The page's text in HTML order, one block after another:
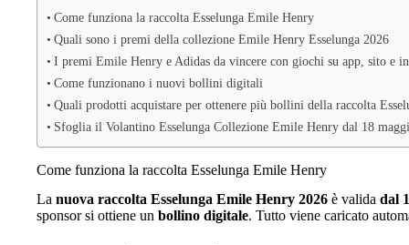
Come funziona la raccolta Esselunga Emile Henry
Quali sono i premi della collezione Emile Henry Esselunga 2026
I premi Emile Henry e Adidas da vincere con giochi su app, sito e in
Come funzionano i nuovi bollini digitali
Quali prodotti acquistare per ottenere più bollini della raccolta
Sfoglia il Volantino Esselunga Collezione Emile Henry dal 18
Come funziona la raccolta Esselunga Emile Henry
La nuova raccolta Esselunga Emile Henry 2026 è valida dal
sponsor si ottiene un bollino digitale. Tutto viene caricato